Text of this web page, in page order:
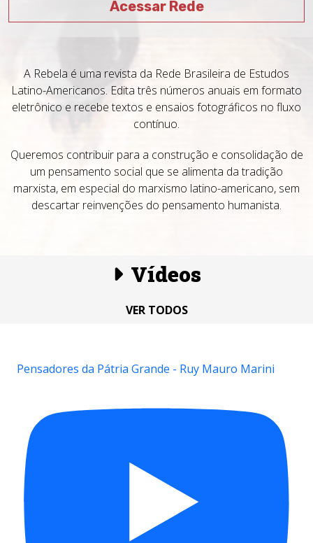
Acessar Rede
A Rebela é uma revista da Rede Brasileira de Estudos
Latino-Americanos. Edita três números anuais em formato
eletrônico e recebe textos e ensaios fotográficos no fluxo
contínuo.
Queremos contribuir para a construção e consolidação de
um pensamento social que se alimenta da tradição
marxista, em especial do marxismo latino-americano, sem
descartar reinvenções do pensamento humanista.
Vídeos
VER TODOS
Pensadores da Pátria Grande - Ruy Mauro Marini